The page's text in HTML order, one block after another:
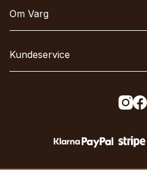
Om Varg
Kundeservice